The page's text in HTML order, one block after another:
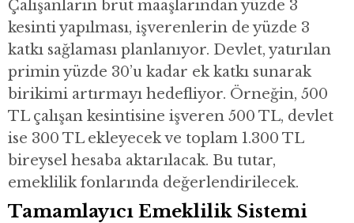
Çalışanların brüt maaşlarından yüzde 3
kesinti yapılması, işverenlerin de yüzde 3
katkı sağlaması planlanıyor. Devlet, yatırılan
primin yüzde 30’u kadar ek katkı sunarak
birikimi artırmayı hedefliyor. Örneğin, 500
TL çalışan kesintisine işveren 500 TL, devlet
ise 300 TL ekleyecek ve toplam 1.300 TL
bireysel hesaba aktarılacak. Bu tutar,
emeklilik fonlarında değerlendirilecek.
Tamamlayıcı Emeklilik Sistemi